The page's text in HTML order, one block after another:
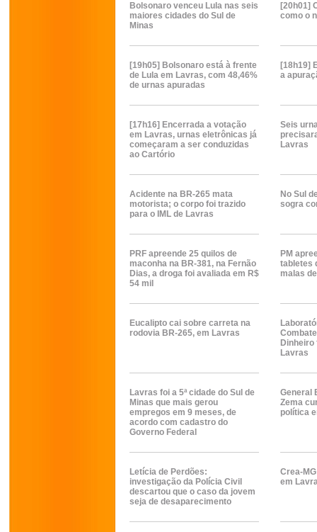
Bolsonaro venceu Lula nas seis
maiores cidades do Sul de
Minas
[20h01]
como o
[19h05] Bolsonaro está à frente
de Lula em Lavras, com 48,46%
de urnas apuradas
[18h19]
a
[17h16] Encerrada a votação
em Lavras, urnas eletrônicas já
começaram a ser conduzidas
ao Cartório
Seis
Lavras
Acidente na BR-265 mata
motorista; o corpo foi trazido
para o IML de Lavras
No Sul
sogra
PRF apreende 25 quilos de
maconha na BR-381, na Fernão
Dias, a droga foi avaliada em R$
54 mil
PM
tabletes
malas
Eucalipto cai sobre carreta na
rodovia BR-265, em Lavras
Dinheiro
Lavras
Lavras foi a 5ª cidade do Sul de
Minas que mais gerou
empregos em 9 meses, de
acordo com cadastro do
Governo Federal
General
Zema
política
Letícia de Perdões:
investigação da Polícia Civil
descartou que o caso da jovem
seja de desaparecimento
Crea-
em